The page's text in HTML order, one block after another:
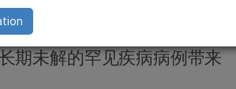
医生运用因美纳TruPath
期未解的罕见疾病病例带来